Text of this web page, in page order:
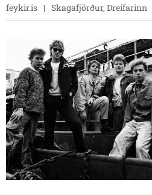
feykir.is Skagafjörður, Dreifarinn